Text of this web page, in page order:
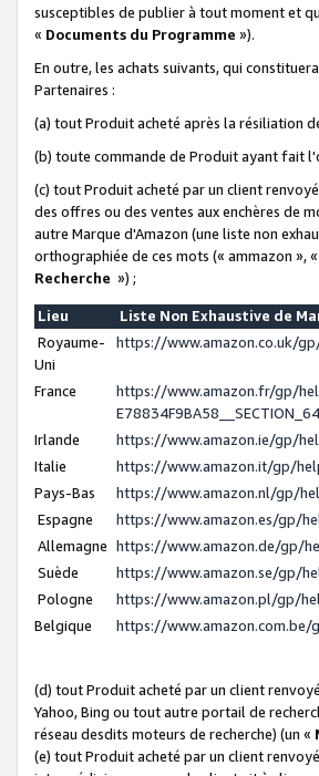
susceptibles de publier à tout moment et
« Documents du Programme »).
En outre, les achats suivants, qui
Partenaires :
(a) tout Produit acheté après la résiliation
(b) toute commande de Produit ayant fait
(c) tout Produit acheté par un client
des offres ou des ventes aux enchères de
autre Marque d'Amazon (une liste non
orthographiée de ces mots (« ammazon »,
Recherche ») ;
Lieu
Liste Non Exhaustive de
Royaume-
Uni
https://www.amazon.co.uk/
France
https://www.amazon.fr/gp/
Irlande
https://www.amazon.ie/gp/
Italie
https://www.amazon.it/gp/
Pays-Bas
https://www.amazon.nl/gp/
Espagne
https://www.amazon.es/gp/
Allemagne https://www.amazon.de/gp/
Suède
https://www.amazon.se/gp/
Pologne
https://www.amazon.pl/gp/
Belgique
https://www.amazon.com.be/
(d) tout Produit acheté par un client
Yahoo, Bing ou tout autre portail de
réseau desdits moteurs de recherche) (un «
(e) tout Produit acheté par un client